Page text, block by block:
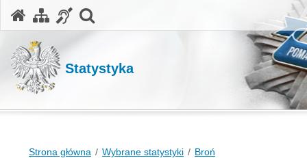
Statystyka
Strona główna Wybrane statystyki Broń